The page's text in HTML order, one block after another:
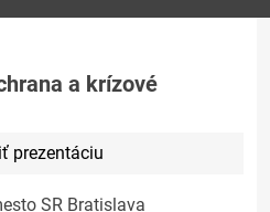
a krízové
prezentáciu
SR Bratislava